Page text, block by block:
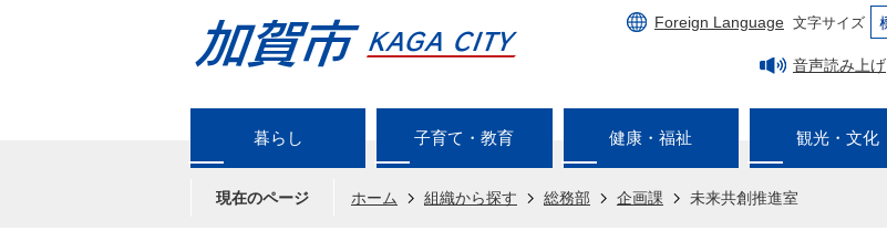
Foreign Language 文字サイズ
音声読み上げ
暮らし 子育て・教育 健康・福祉 観光・文化
現在のページ ホーム 組織から探す 総務部 企画課 未来共創推進室